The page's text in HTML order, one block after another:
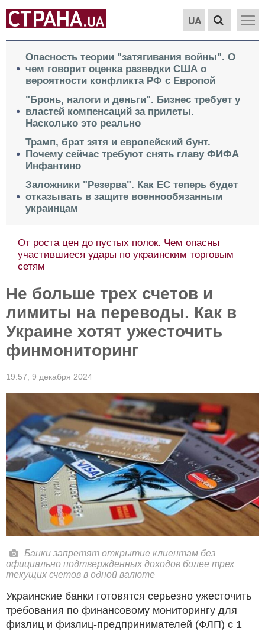
UA
Опасность теории "затягивания войны". О
чем говорит оценка разведки США о
вероятности конфликта РФ с Европой
"Бронь, налоги и деньги". Бизнес требует у
властей компенсаций за прилеты.
Насколько это реально
Трамп, брат зятя и европейский бунт.
Почему сейчас требуют снять главу ФИФА
Инфантино
Заложники "Резерва". Как ЕС теперь будет
отказывать в защите военнообязанным
украинцам
От роста цен до пустых полок. Чем опасны
участившиеся удары по украинским торговым
сетям
Не больше трех счетов и
лимиты на переводы. Как в
Украине хотят ужесточить
финмониторинг
19:57, 9 декабря 2024
Банки запретят открытие клиентам без
официально подтвержденных доходов более трех
текущих счетов в одной валюте
Украинские банки готовятся серьезно ужесточить
требования по финансовому мониторингу для
физлиц и физлиц-предпринимателей (ФЛП) с 1